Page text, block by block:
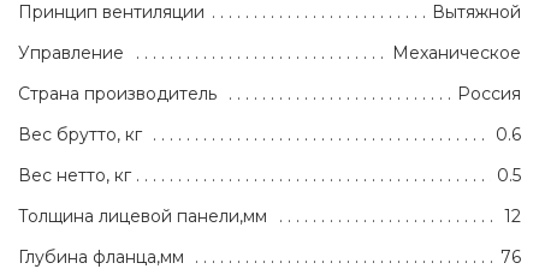
Принцип вентиляции
Вытяжной
Управление
Механическое
Страна производитель
Россия
Вес брутто, кг
0.6
Вес нетто, кг
0.5
Толщина лицевой панели,мм
12
Глубина фланца,мм
76